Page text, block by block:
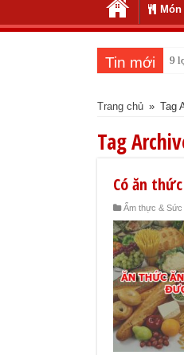
Tin mới 9
Trang chủ » Tag
Tag
Có ăn
Ẩm thực & Sức